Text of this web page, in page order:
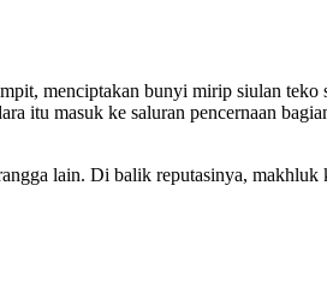
menciptakan bunyi mirip siulan
itu masuk ke saluran pencernaan
lain. Di balik reputasinya,